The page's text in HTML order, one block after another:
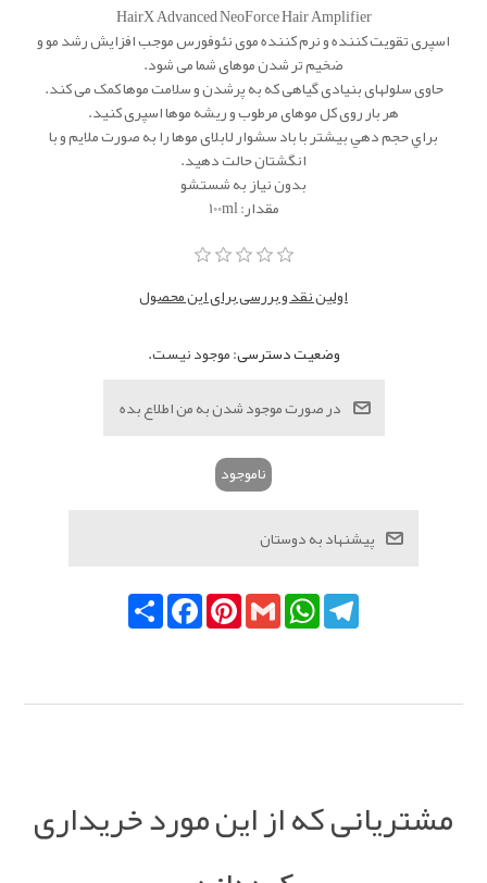
HairX Advanced NeoForce Hair Amplifier
اسپری تقویت کننده و نرم کننده موی نئوفورس موجب افزایش رشد مو و
ضخیم تر شدن موهای شما می شود.
حاوی سلولهای بنیادی گیاهی که به پرشدن و سلامت موها کمک می کند.
هر بار روی کل موهای مرطوب و ریشه موها اسپری کنید.
براي حجم دهي بيشتر با باد سشوار لابلای موها را به صورت ملايم و با
انگشتان حالت دهيد.
بدون نياز به شستشو
مقدار: 100ml
اولین نقد و بررسی برای این محصول
وضعیت دسترسی:موجود نیست.
ناموجود
اشتراکFacebookPinterestGmail
WhatsAppTelegram
مشتریانی که از این مورد خریداری